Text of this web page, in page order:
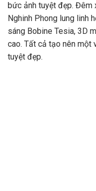
bức ảnh tuyệt đẹp. Đêm
Nghinh Phong lung linh
sáng Bobine Tesia, 3D
cao. Tất cả tạo nên một
tuyệt đẹp.